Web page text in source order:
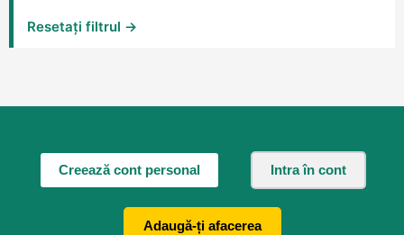
Resetați filtrul →
Creează cont personal Intra în cont
Adaugă-ți afacerea